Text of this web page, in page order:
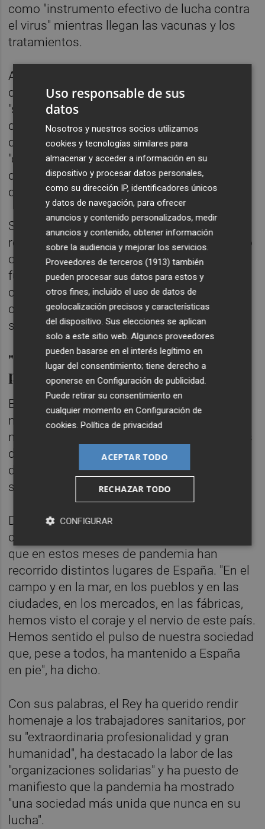
como "instrumento efectivo de lucha contra
el virus" mientras llegan las vacunas y los
tratamientos.
Así, ha reconocido que 2020 ha sido "muy
duro y difícil", con un virus que ha traído
"sufrimiento, tristeza y temor" y que ha
dejado en muchas familias "la angustia del
desempleo o la precaridad", de no poder
"cubrir las necesidades básicas" o de tener
que abandonar negocios tras toda una vida
de dedicación.
Sin embargo, ha proclamado que la
respuesta "no puede venir de más desánimo
o más desconfianza", sino de "afrontar el
futuro con determinación y seguridad", con
confianza en el país, en el modelo de
convivencia, "con esfuerzo, unión y
solidaridad".
"La Reina y yo hemos sentido el
pulso de nuestra sociedad"
El Rey ha llamado a un "gran esfuerzo
nacional" para el que, a su modo de ver, "lo
más importante" son las personas, los miles
de ciudadanos que han trabajado por los
demás "con abnegación, compromiso y
solidaridad".
De hecho, ha señalado que eso han podido
comprobarlo personalmente la Reina y él,
que en estos meses de pandemia han
recorrido distintos lugares de España. "En el
campo y en la mar, en los pueblos y en las
ciudades, en los mercados, en las fábricas,
hemos visto el coraje y el nervio de este país.
Hemos sentido el pulso de nuestra sociedad
que, pese a todos, ha mantenido a España
en pie", ha dicho.
Con sus palabras, el Rey ha querido rendir
homenaje a los trabajadores sanitarios, por
su "extraordinaria profesionalidad y gran
humanidad", ha destacado la labor de las
"organizaciones solidarias" y ha puesto de
manifiesto que la pandemia ha mostrado
"una sociedad más unida que nunca en su
lucha".
Uso responsable de sus
datos
Nosotros y nuestros socios utilizamos
cookies y tecnologías similares para
almacenar y acceder a información en su
dispositivo y procesar datos personales,
como su dirección IP, identificadores únicos
y datos de navegación, para ofrecer
anuncios y contenido personalizados, medir
anuncios y contenido, obtener información
sobre la audiencia y mejorar los servicios.
Proveedores de terceros (1913) también
pueden procesar sus datos para estos y
otros fines, incluido el uso de datos de
geolocalización precisos y características
del dispositivo. Sus elecciones se aplican
solo a este sitio web. Algunos proveedores
pueden basarse en el interés legítimo en
lugar del consentimiento; tiene derecho a
oponerse enConfiguración de publicidad.
Puede retirar su consentimiento en
cualquier momento enConfiguración de
cookies.Política de privacidad
ACEPTAR TODO
RECHAZAR TODO
CONFIGURAR